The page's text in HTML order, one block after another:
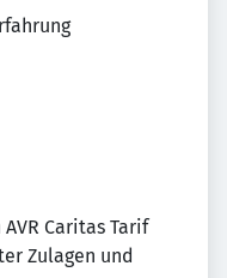
Caritas Tarif
Zulagen und